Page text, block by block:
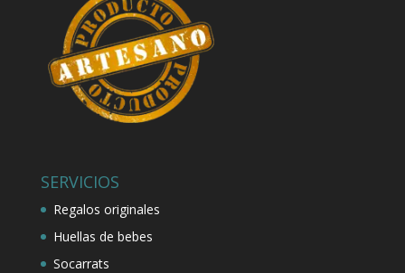
SERVICIOS
Regalos originales
Huellas de bebes
Socarrats